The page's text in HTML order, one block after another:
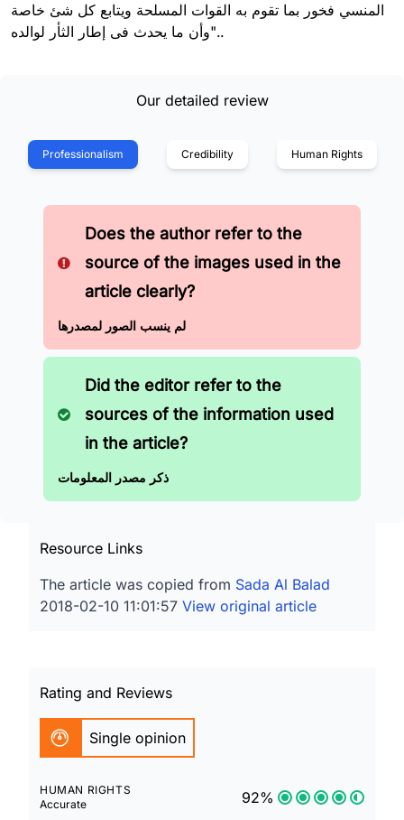
المنسي فخور بما تقوم به القوات المسلحة ويتابع كل شئ خاصة
وأن ما يحدث فى إطار الثأر لوالده"..
Our detailed review
Professionalism Credibility Human Rights
Does the author refer to the
source of the images used in the
article clearly?
لم ينسب الصور لمصدرها
Did the editor refer to the
sources of the information used
in the article?
ذكر مصدر المعلومات
Resource Links
The article was copied from Sada Al Balad
2018-02-10 11:01:57 View original article
Rating and Reviews
Single opinion
HUMAN RIGHTS
Accurate
92%